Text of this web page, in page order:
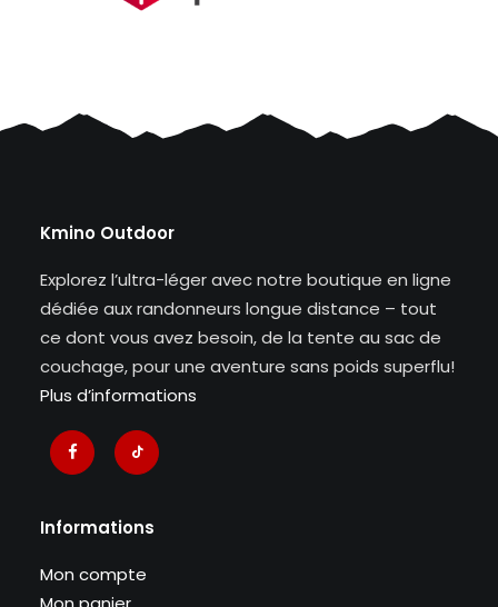
Kmino Outdoor
Explorez l’ultra-léger avec notre boutique en ligne
dédiée aux randonneurs longue distance – tout
ce dont vous avez besoin, de la tente au sac de
couchage, pour une aventure sans poids superflu!
Plus d’informations
Informations
Mon compte